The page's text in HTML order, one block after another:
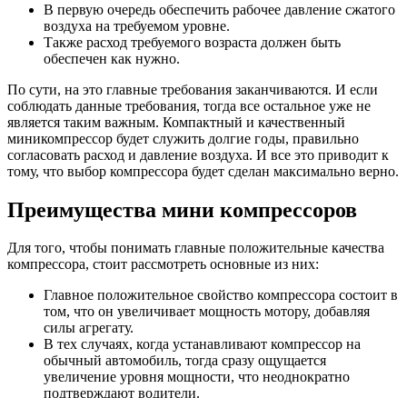
В первую очередь обеспечить рабочее давление сжатого
воздуха на требуемом уровне.
Также расход требуемого возраста должен быть
обеспечен как нужно.
По сути, на это главные требования заканчиваются. И если
соблюдать данные требования, тогда все остальное уже не
является таким важным. Компактный и качественный
миникомпрессор будет служить долгие годы, правильно
согласовать расход и давление воздуха. И все это приводит к
тому, что выбор компрессора будет сделан максимально верно.
Преимущества мини компрессоров
Для того, чтобы понимать главные положительные качества
компрессора, стоит рассмотреть основные из них:
Главное положительное свойство компрессора состоит в
том, что он увеличивает мощность мотору, добавляя
силы агрегату.
В тех случаях, когда устанавливают компрессор на
обычный автомобиль, тогда сразу ощущается
увеличение уровня мощности, что неоднократно
подтверждают водители.